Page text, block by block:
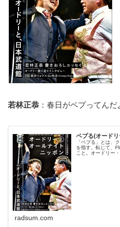
若林正恭 ：春日がペプってんだ
ペプる(オード
「ペプる」とは、
を指す。転じて、
こと。オードリー
radsum.com